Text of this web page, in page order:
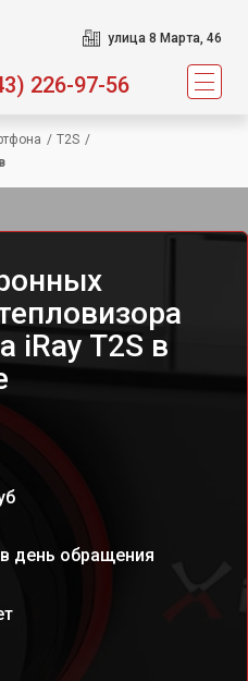
улица 8 Марта, 46
226-97-56
/ T2S /
iRay T2S в
день обращения